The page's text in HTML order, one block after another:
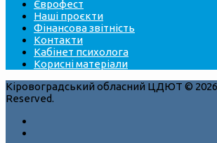
Єврофест
Наші проєкти
Фінансова звітність
Контакти
Кабінет психолога
Корисні матеріали
Кіровоградський обласний ЦДЮТ ©
Reserved.